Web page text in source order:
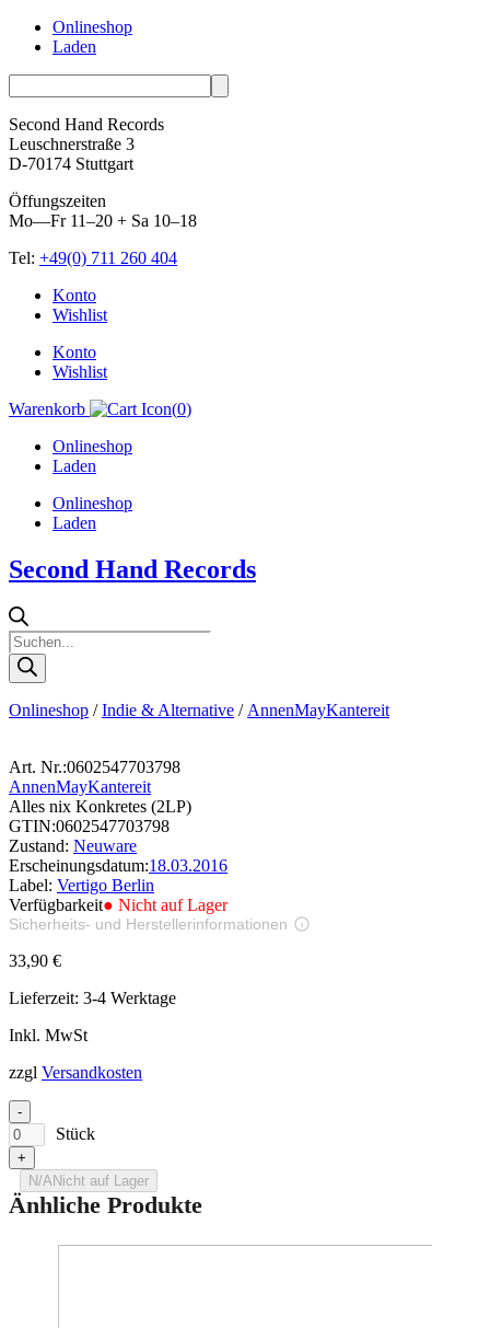
Onlineshop
Laden
Second Hand Records
Leuschnerstraße 3
D-70174 Stuttgart
Öffungszeiten
Mo—Fr 11–20 + Sa 10–18
Tel: +49(0) 711 260 404
Skip
Konto
Wishlist
Konto
Wishlist
Warenkorb
(0)
Onlineshop
Laden
Onlineshop
Laden
Second Hand Records
Products
search
Onlineshop /Indie & Alternative / AnnenMayKantereit
Art. Nr.:0602547703798
AnnenMayKantereit
Alles nix Konkretes (2LP)
GTIN:0602547703798
Zustand: Neuware
Erscheinungsdatum:18.03.2016
Label: Vertigo Berlin
Verfügbarkeit● Nicht auf Lager
Sicherheits- und Herstellerinformationen
33,90 €
Lieferzeit: 3-4 Werktage
Inkl. MwSt
zzgl Versandkosten
-
Stück
+
N/ANicht auf Lager
Änhliche Produkte